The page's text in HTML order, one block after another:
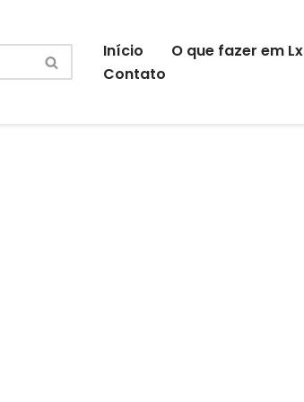
Início O que fazer em Lx
Contato